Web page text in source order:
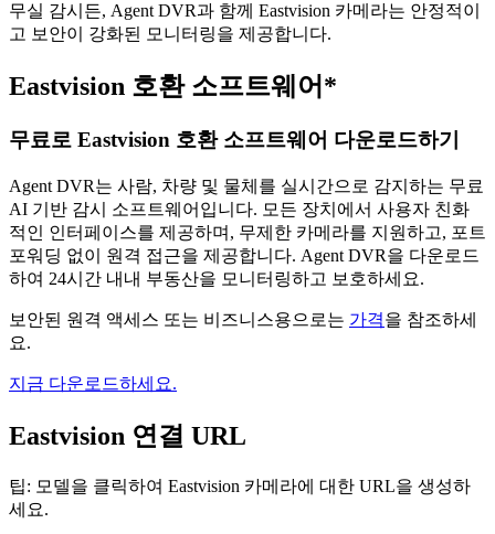
무실 감시든, Agent DVR과 함께 Eastvision 카메라는 안정적이
고 보안이 강화된 모니터링을 제공합니다.
Eastvision 호환 소프트웨어*
무료로 Eastvision 호환 소프트웨어 다운로드하기
Agent DVR는 사람, 차량 및 물체를 실시간으로 감지하는 무료
AI 기반 감시 소프트웨어입니다. 모든 장치에서 사용자 친화
적인 인터페이스를 제공하며, 무제한 카메라를 지원하고, 포트
포워딩 없이 원격 접근을 제공합니다. Agent DVR을 다운로드
하여 24시간 내내 부동산을 모니터링하고 보호하세요.
보안된 원격 액세스 또는 비즈니스용으로는 가격을 참조하세
요.
지금 다운로드하세요.
Eastvision 연결 URL
팁: 모델을 클릭하여 Eastvision 카메라에 대한 URL을 생성하
세요.